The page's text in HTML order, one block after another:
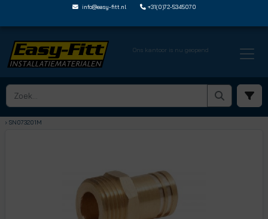
info@easy-fitt.nl +31(0)72-5345070
Ons kantoor is nu geopend
HOME › SHARKBITE NEXUS STEEKFITTINGEN › NEXUS SPIE MET BUITENDRAAD
› SN073201M